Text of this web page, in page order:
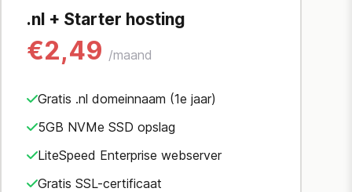
.nl + Starter hosting
€2,49 /maand
Gratis .nl domeinnaam (1e jaar)
5GB NVMe SSD opslag
LiteSpeed Enterprise webserver
Gratis SSL-certificaat